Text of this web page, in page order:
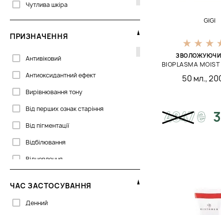
Чутлива шкіра
ПРИЗНАЧЕННЯ
Антивіковий
Антиоксидантний ефект
Вирівнювання тону
Від перших ознак старіння
Від пігментації
Відбілювання
Відновлення
ЧАС ЗАСТОСУВАННЯ
Денний
GIGI
BIOPLASMA
50 мл.,
4847₴